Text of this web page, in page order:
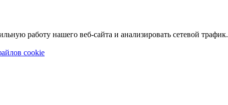
работу нашего веб-сайта и анализировать сетевой трафик.
cookie